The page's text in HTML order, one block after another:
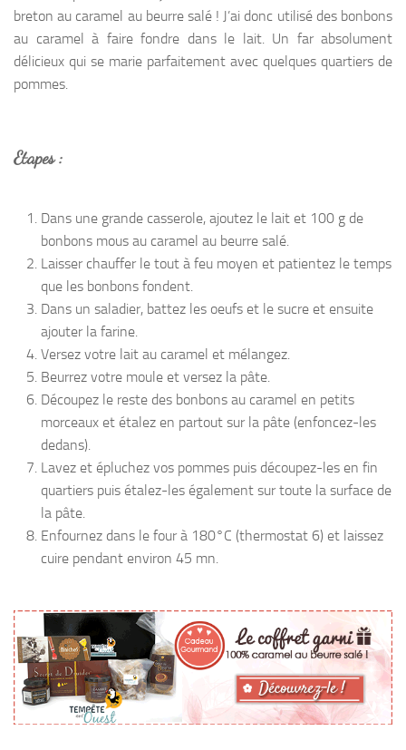
breton au caramel au beurre salé ! J’ai donc utilisé des bonbons
au caramel à faire fondre dans le lait. Un far absolument
délicieux qui se marie parfaitement avec quelques quartiers de
pommes.
Etapes :
Dans une grande casserole, ajoutez le lait et 100 g de
bonbons mous au caramel au beurre salé.
Laisser chauffer le tout à feu moyen et patientez le temps
que les bonbons fondent.
Dans un saladier, battez les oeufs et le sucre et ensuite
ajouter la farine.
Versez votre lait au caramel et mélangez.
Beurrez votre moule et versez la pâte.
Découpez le reste des bonbons au caramel en petits
morceaux et étalez en partout sur la pâte (enfoncez-les
dedans).
Lavez et épluchez vos pommes puis découpez-les en fin
quartiers puis étalez-les également sur toute la surface de
la pâte.
Enfournez dans le four à 180°C (thermostat 6) et laissez
cuire pendant environ 45 mn.